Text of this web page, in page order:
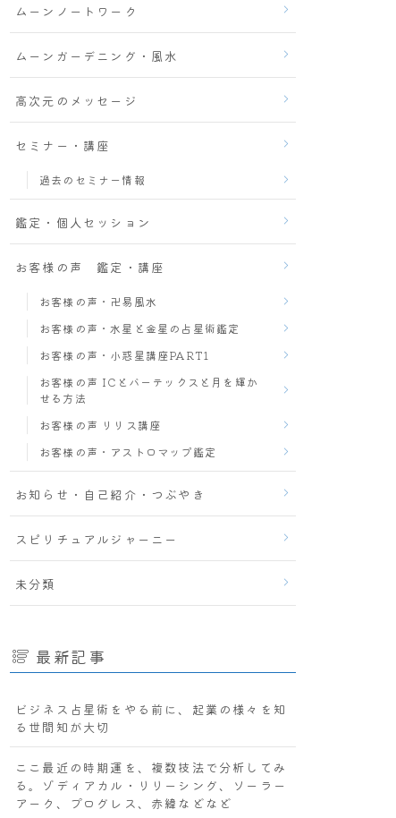
ムーンノートワーク
ムーンガーデニング・風水
高次元のメッセージ
セミナー・講座
過去のセミナー情報
鑑定・個人セッション
お客様の声 鑑定・講座
お客様の声・卍易風水
お客様の声・水星と金星の占星術鑑定
お客様の声・小惑星講座PART1
お客様の声 ICとバーテックスと月を輝か
せる方法
お客様の声 リリス講座
お客様の声・アストロマップ鑑定
お知らせ・自己紹介・つぶやき
スピリチュアルジャーニー
未分類
最新記事
ビジネス占星術をやる前に、起業の様々を知
る世間知が大切
ここ最近の時期運を、複数技法で分析してみ
る。ゾディアカル・リリーシング、ソーラー
アーク、プログレス、赤緯などなど